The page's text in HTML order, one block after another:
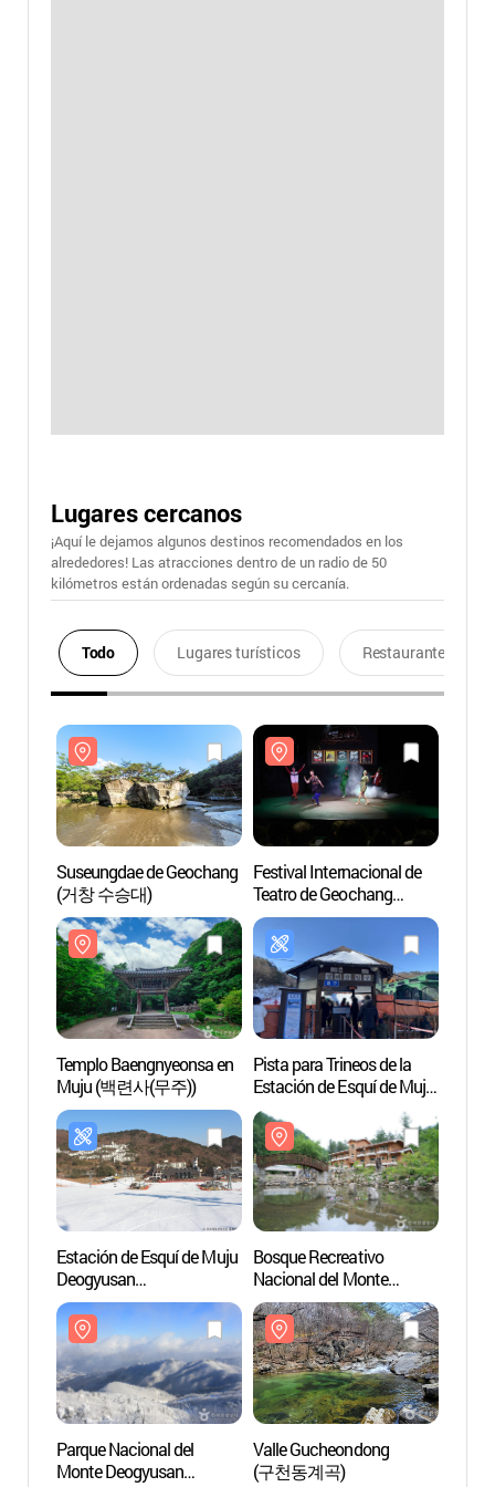
Lugares cercanos
¡Aquí le dejamos algunos destinos recomendados en los
alrededores! Las atracciones dentro de un radio de 50
kilómetros están ordenadas según su cercanía.
Todo Lugares turísticos Restaurantes
Suseungdae de Geochang
(거창 수승대)
Festival Internacional de
Teatro de Geochang
(거창국제연극제)
Templo Baengnyeonsa en
Muju (백련사(무주))
Pista para Trineos de la
Estación de Esquí de Muju
(무주덕유산리조트
썰매장)
Estación de Esquí de Muju
Deogyusan
(무주덕유산리조트
스키장)
Bosque Recreativo
Nacional del Monte
Deogyusan (국립
덕유산자연휴양림)
Parque Nacional del
Monte Deogyusan
Valle Gucheondong
(구천동계곡)